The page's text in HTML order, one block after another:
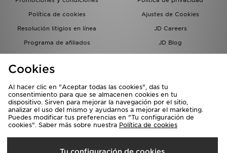
Política de cookies
Ajustes de Cookies
Resolución litigios en línea
JD Careers
Programa de afiliados
JD Blog
del grupo JD - Whistleblowing
Selecciona País
Cookies
Al hacer clic en "Aceptar todas las cookies", das tu
consentimiento para que se almacenen cookies en tu
dispositivo. Sirven para mejorar la navegación por el sitio,
analizar el uso del mismo y ayudarnos a mejorar el marketing.
Puedes modificar tus preferencias en "Tu configuración de
cookies". Saber más sobre nuestra Política de cookies